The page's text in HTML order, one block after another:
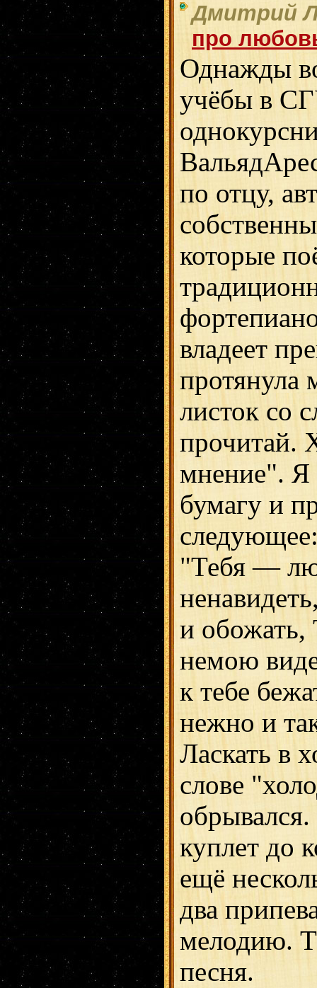
Дмитрий
про
Однажды
учёбы в
по отцу,
которые
владеет
протянула
листок со
прочитай.
мнение". Я
бумагу и
"Тебя —
и обожать,
немою
к тебе
нежно и
Ласкать в
слове
куплет до
ещё
два
мелодию.
песня.